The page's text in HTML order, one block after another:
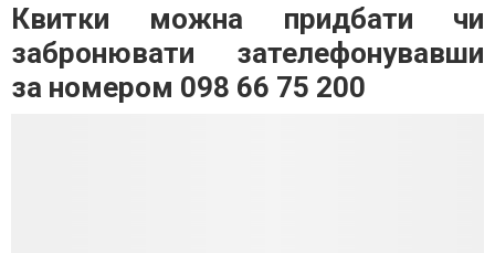
Квитки можна придбати чи
забронювати зателефонувавши
за номером 098 66 75 200